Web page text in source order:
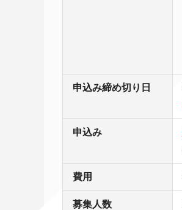
申込み締め切り日
申込み
費用
募集人数